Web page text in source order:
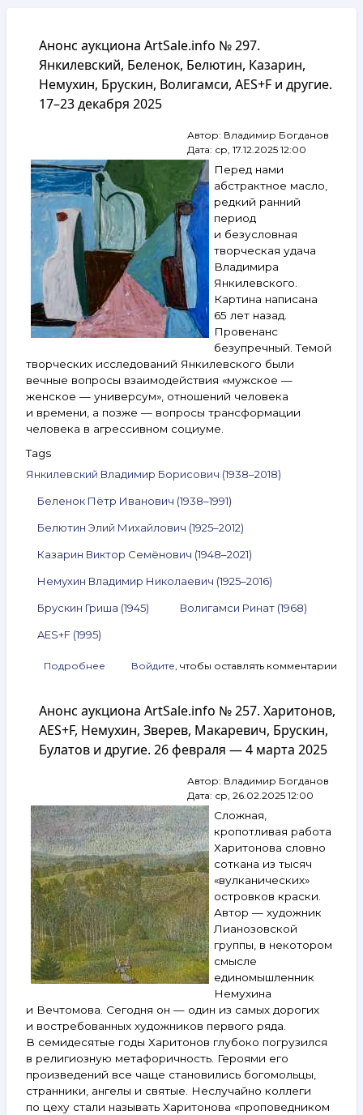
Анонс аукциона ArtSale.info № 297.
Янкилевский, Беленок, Белютин, Казарин,
Немухин, Брускин, Волигамси, AES+F и другие.
17–23 декабря 2025
Автор: Владимир Богданов
Дата: ср, 17.12.2025 12:00
Перед нами
абстрактное масло,
редкий ранний
период
и безусловная
творческая удача
Владимира
Янкилевского.
Картина написана
65 лет назад.
Провенанс
безупречный. Темой
творческих исследований Янкилевского были
вечные вопросы взаимодействия «мужское —
женское — универсум», отношений человека
и времени, а позже — вопросы трансформации
человека в агрессивном социуме.
Tags
Янкилевский Владимир Борисович (1938–2018)
Беленок Пётр Иванович (1938–1991)
Белютин Элий Михайлович (1925–2012)
Казарин Виктор Семёнович (1948–2021)
Немухин Владимир Николаевич (1925–2016)
Брускин Гриша (1945) Волигамси Ринат (1968)
AES+F (1995)
Подробнее
ArtSale.info
Янкилевский,
Беленок,
Брускин,
Волигамси,
AES+F
и другие.
17–
23 декабря
2025
Войдите , чтобы оставлять комментарии
Анонс аукциона ArtSale.info № 257. Харитонов,
AES+F, Немухин, Зверев, Макаревич, Брускин,
Булатов и другие. 26 февраля — 4 марта 2025
Автор: Владимир Богданов
Дата: ср, 26.02.2025 12:00
Сложная,
кропотливая работа
Харитонова словно
соткана из тысяч
«вулканических»
островков краски.
Автор — художник
Лианозовской
группы, в некотором
смысле
единомышленник
Немухина
и Вечтомова. Сегодня он — один из самых дорогих
и востребованных художников первого ряда.
В семидесятые годы Харитонов глубоко погрузился
в религиозную метафоричность. Героями его
произведений все чаще становились богомольцы,
странники, ангелы и святые. Неслучайно коллеги
по цеху стали называть Харитонова «проповедником